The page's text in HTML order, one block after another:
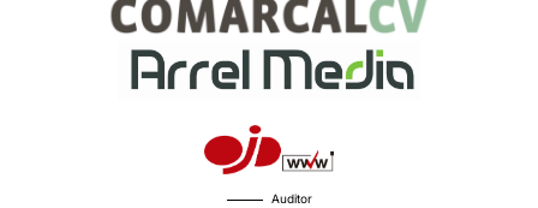
Auditor